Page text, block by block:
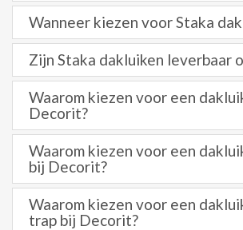
Wanneer kiezen voor Staka
Zijn Staka dakluiken leverbaar
Waarom kiezen voor een
Decorit?
Waarom kiezen voor een
bij Decorit?
Waarom kiezen voor een
trap bij Decorit?